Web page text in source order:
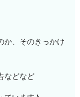
か、そのきっかけ
などなど